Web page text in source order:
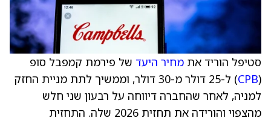
סטיפל הוריד את מחיר היעד של פירמת קמפבל סופ
(
CPB
) ל-25 דולר מ-30 דולר, וממשיך לתת מניית החזק
למניה, לאחר שהחברה דיווחה על רבעון שני חלש
מהצפוי והורידה את תחזית 2026 שלה. התחזית